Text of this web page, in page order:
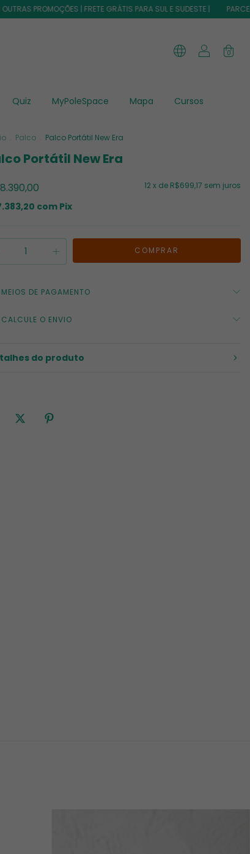
| FRETE GRÁTIS PARA SUL E SUDESTE | PARCELE EM ATÉ
0
Quiz MyPoleSpace Mapa Cursos
. Palco . Palco Portátil New Era
Portátil New Era
12 x de R$699,17 sem juros
com Pix
MEIOS DE PAGAMENTO
CALCULE O ENVIO
do produto